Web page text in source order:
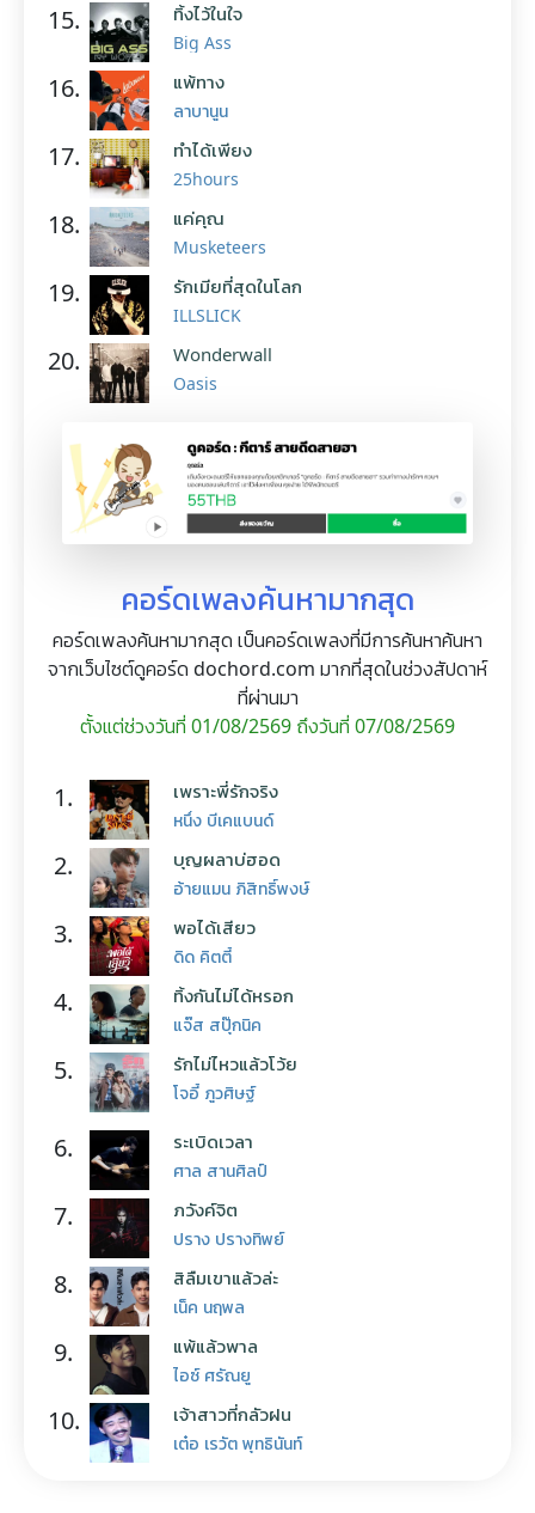
15. ทิ้งไว้ในใจ
Big Ass
16. แพ้ทาง
ลาบานูน
17. ทำได้เพียง
25hours
18. แค่คุณ
Musketeers
19. รักเมียที่สุดในโลก
ILLSLICK
20. Wonderwall
Oasis
คอร์ดเพลงค้นหามากสุด
คอร์ดเพลงค้นหามากสุด เป็นคอร์ดเพลงที่มีการค้นหาค้นหา
จากเว็บไซต์ดูคอร์ด dochord.com มากที่สุดในช่วงสัปดาห์
ที่ผ่านมา
ตั้งแต่ช่วงวันที่ 01/08/2569 ถึงวันที่ 07/08/2569
1. เพราะพี่รักจริง
หนึ่ง บีเคแบนด์
2. บุญผลาบ่ฮอด
อ้ายแมน ภิสิทธิ์พงษ์
3. พอได้เสียว
ดิด คิตตี้
4. ทิ้งกันไม่ได้หรอก
แจ๊ส สปุ๊กนิค
5. รักไม่ไหวแล้วโว้ย
โจอี้ ภูวศิษฐ์
6. ระเบิดเวลา
ศาล สานศิลป์
7. ภวังค์จิต
ปราง ปรางทิพย์
8. สิลืมเขาแล้วล่ะ
เน็ค นฤพล
9. แพ้แล้วพาล
ไอซ์ ศรัณยู
10. เจ้าสาวที่กลัวฝน
เต๋อ เรวัต พุทธินันท์